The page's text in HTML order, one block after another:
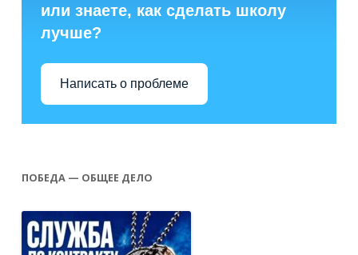
или знаете, как сделать школу
лучше?
Написать о проблеме
ПОБЕДА — ОБЩЕЕ ДЕЛО